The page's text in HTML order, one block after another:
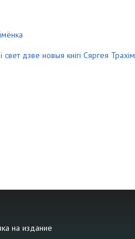
дзве новыя кнігі Сяргея
на издание